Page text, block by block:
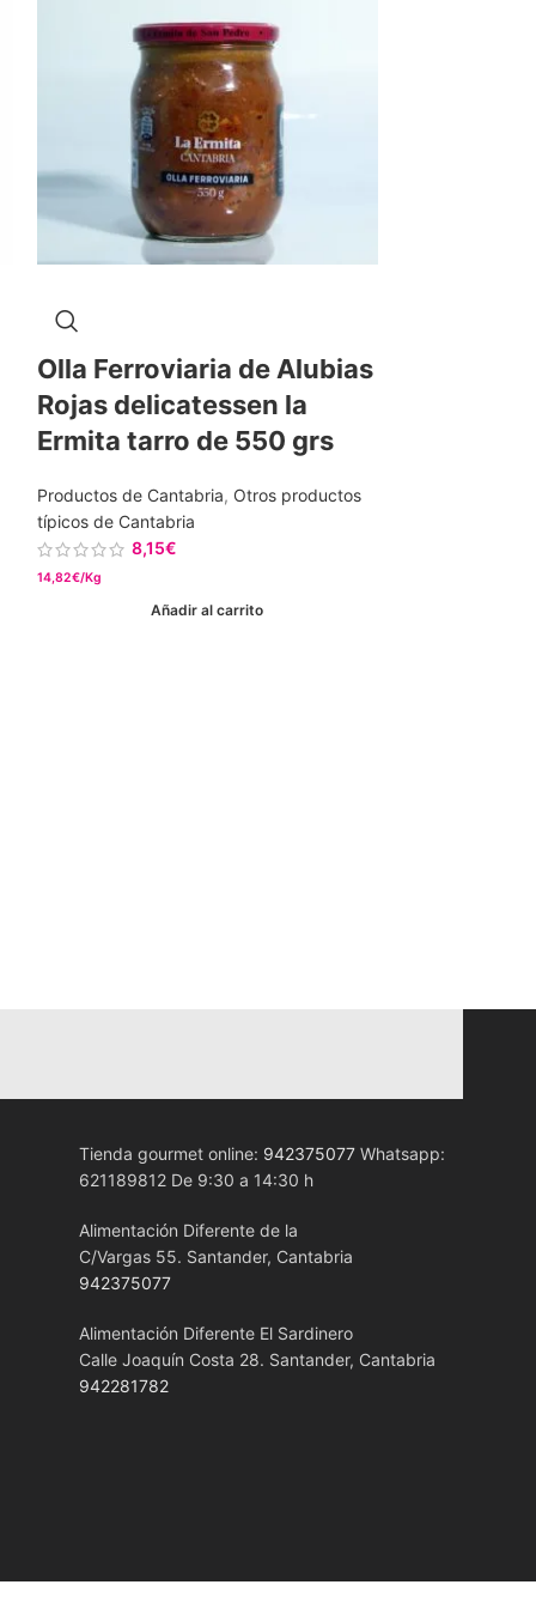
Olla Ferroviaria de Alubias
Rojas delicatessen la
Ermita tarro de 550 grs
Productos de Cantabria, Otros productos
típicos de Cantabria
8,15€
14,82€/Kg
Añadir al carrito
Tienda gourmet online: 942375077Whatsapp:
621189812 De 9:30 a 14:30 h
Alimentación Diferente de la
C/Vargas 55. Santander, Cantabria
942375077
Alimentación Diferente El Sardinero
Calle Joaquín Costa 28. Santander, Cantabria
942281782